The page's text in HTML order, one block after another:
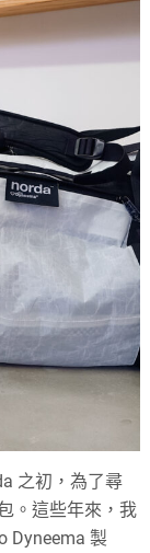
之初，為了尋
。這些年來，我
Dyneema 製